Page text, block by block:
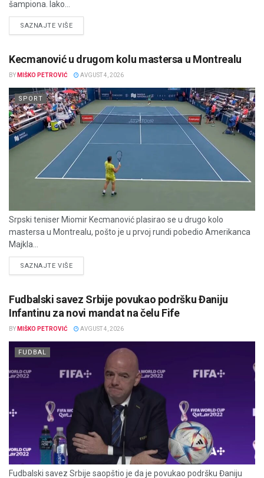
šampiona. Iako...
SAZNAJTE VIŠEDETAILS
Kecmanović u drugom kolu mastersa u Montrealu
BY MIŠKO PETROVIĆ AVGUST 4, 2026
SPORT
Srpski teniser Miomir Kecmanović plasirao se u drugo kolo
mastersa u Montrealu, pošto je u prvoj rundi pobedio Amerikanca
Majkla...
SAZNAJTE VIŠEDETAILS
Fudbalski savez Srbije povukao podršku Đaniju
Infantinu za novi mandat na čelu Fife
BY MIŠKO PETROVIĆ AVGUST 4, 2026
FUDBAL
Fudbalski savez Srbije saopštio je da je povukao podršku Đaniju